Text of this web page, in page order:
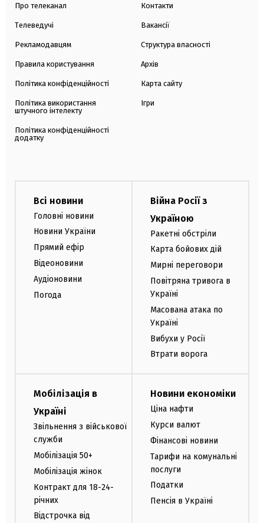
Про телеканал
Телеведучі
Рекламодавцям
Правила користування
Політика конфіденційності
Політика використання
штучного інтелекту
Політика конфіденційності
додатку
Контакти
Вакансії
Структура власності
Архів
Карта сайту
Ігри
Всі новини
Головні новини
Новини України
Прямий ефір
Відеоновини
Аудіоновини
Погода
Війна Росії з
Україною
Ракетні обстріли
Карта бойових дій
Мирні переговори
Повітряна тривога в
Україні
Масована атака по
Україні
Вибухи у Росії
Втрати ворога
Мобілізація в
Україні
Звільнення з військової
служби
Мобілізація 50+
Мобілізація жінок
Контракт для 18-24-
річних
Відстрочка від
Новини економіки
Ціна нафти
Курси валют
Фінансові новини
Тарифи на комунальні
послуги
Податки
Пенсія в Україні